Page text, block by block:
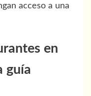
acceso a una
en
guía